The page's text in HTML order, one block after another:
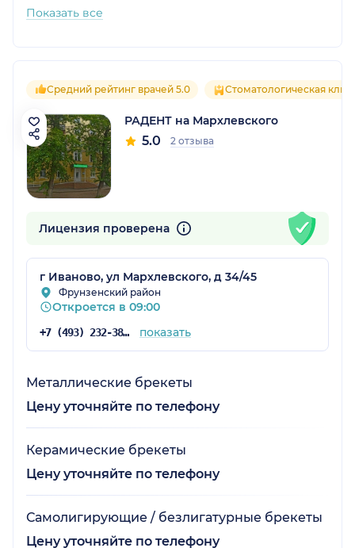
Показать все
Средний рейтинг врачей 5.0 Стоматологическая
РАДЕНТ на Мархлевского
5.0 2 отзыва
Лицензия проверена
г Иваново, ул Мархлевского, д 34/45
Фрунзенский район
Откроется в 09:00
+7 (493) 232-38-00 показать
Металлические брекеты
Цену уточняйте по телефону
Керамические брекеты
Цену уточняйте по телефону
Самолигирующие / безлигатурные брекеты
Цену уточняйте по телефону